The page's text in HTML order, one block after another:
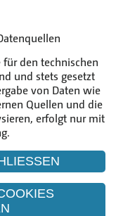
für den technischen
und stets gesetzt
von Daten wie
Quellen und die
erfolgt nur mit